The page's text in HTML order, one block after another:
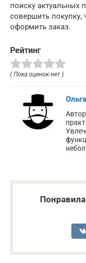
поиску актуальных
совершить
оформить заказ.
Рейтинг
( Пока оценок нет )